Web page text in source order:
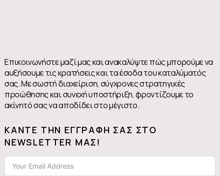
Επικοινωνήστε μαζί μας και ανακαλύψτε πώς μπορούμε να
αυξήσουμε τις κρατήσεις και τα έσοδα του καταλύματός
σας. Με σωστή διαχείριση, σύγχρονες στρατηγικές
προώθησης και συνεχή υποστήριξη, φροντίζουμε το
ακίνητό σας να αποδίδει στο μέγιστο.
KΆΝΤΕ ΤΗΝ ΕΓΓΡΑΦΉ ΣΑΣ ΣΤΟ
NEWSLETTER ΜΑΣ!